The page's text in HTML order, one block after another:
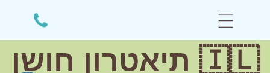
🇮🇱 תיאטרון חושן